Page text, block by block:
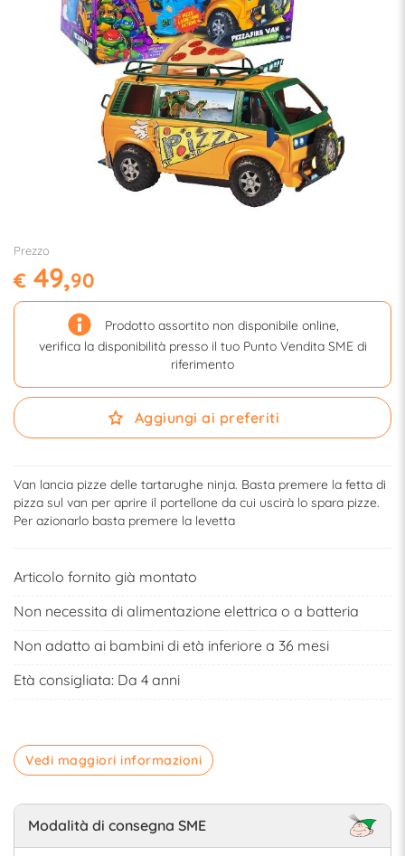
Prezzo
€ 49,90
Prodotto assortito non disponibile online,
verifica la disponibilità presso il tuo Punto Vendita SME di
riferimento
Aggiungi ai preferiti
Van lancia pizze delle tartarughe ninja. Basta premere la fetta di
pizza sul van per aprire il portellone da cui uscirà lo spara pizze.
Per azionarlo basta premere la levetta
Articolo fornito già montato
Non necessita di alimentazione elettrica o a batteria
Non adatto ai bambini di età inferiore a 36 mesi
Età consigliata: Da 4 anni
Vedi maggiori informazioni
Modalità di consegna SME